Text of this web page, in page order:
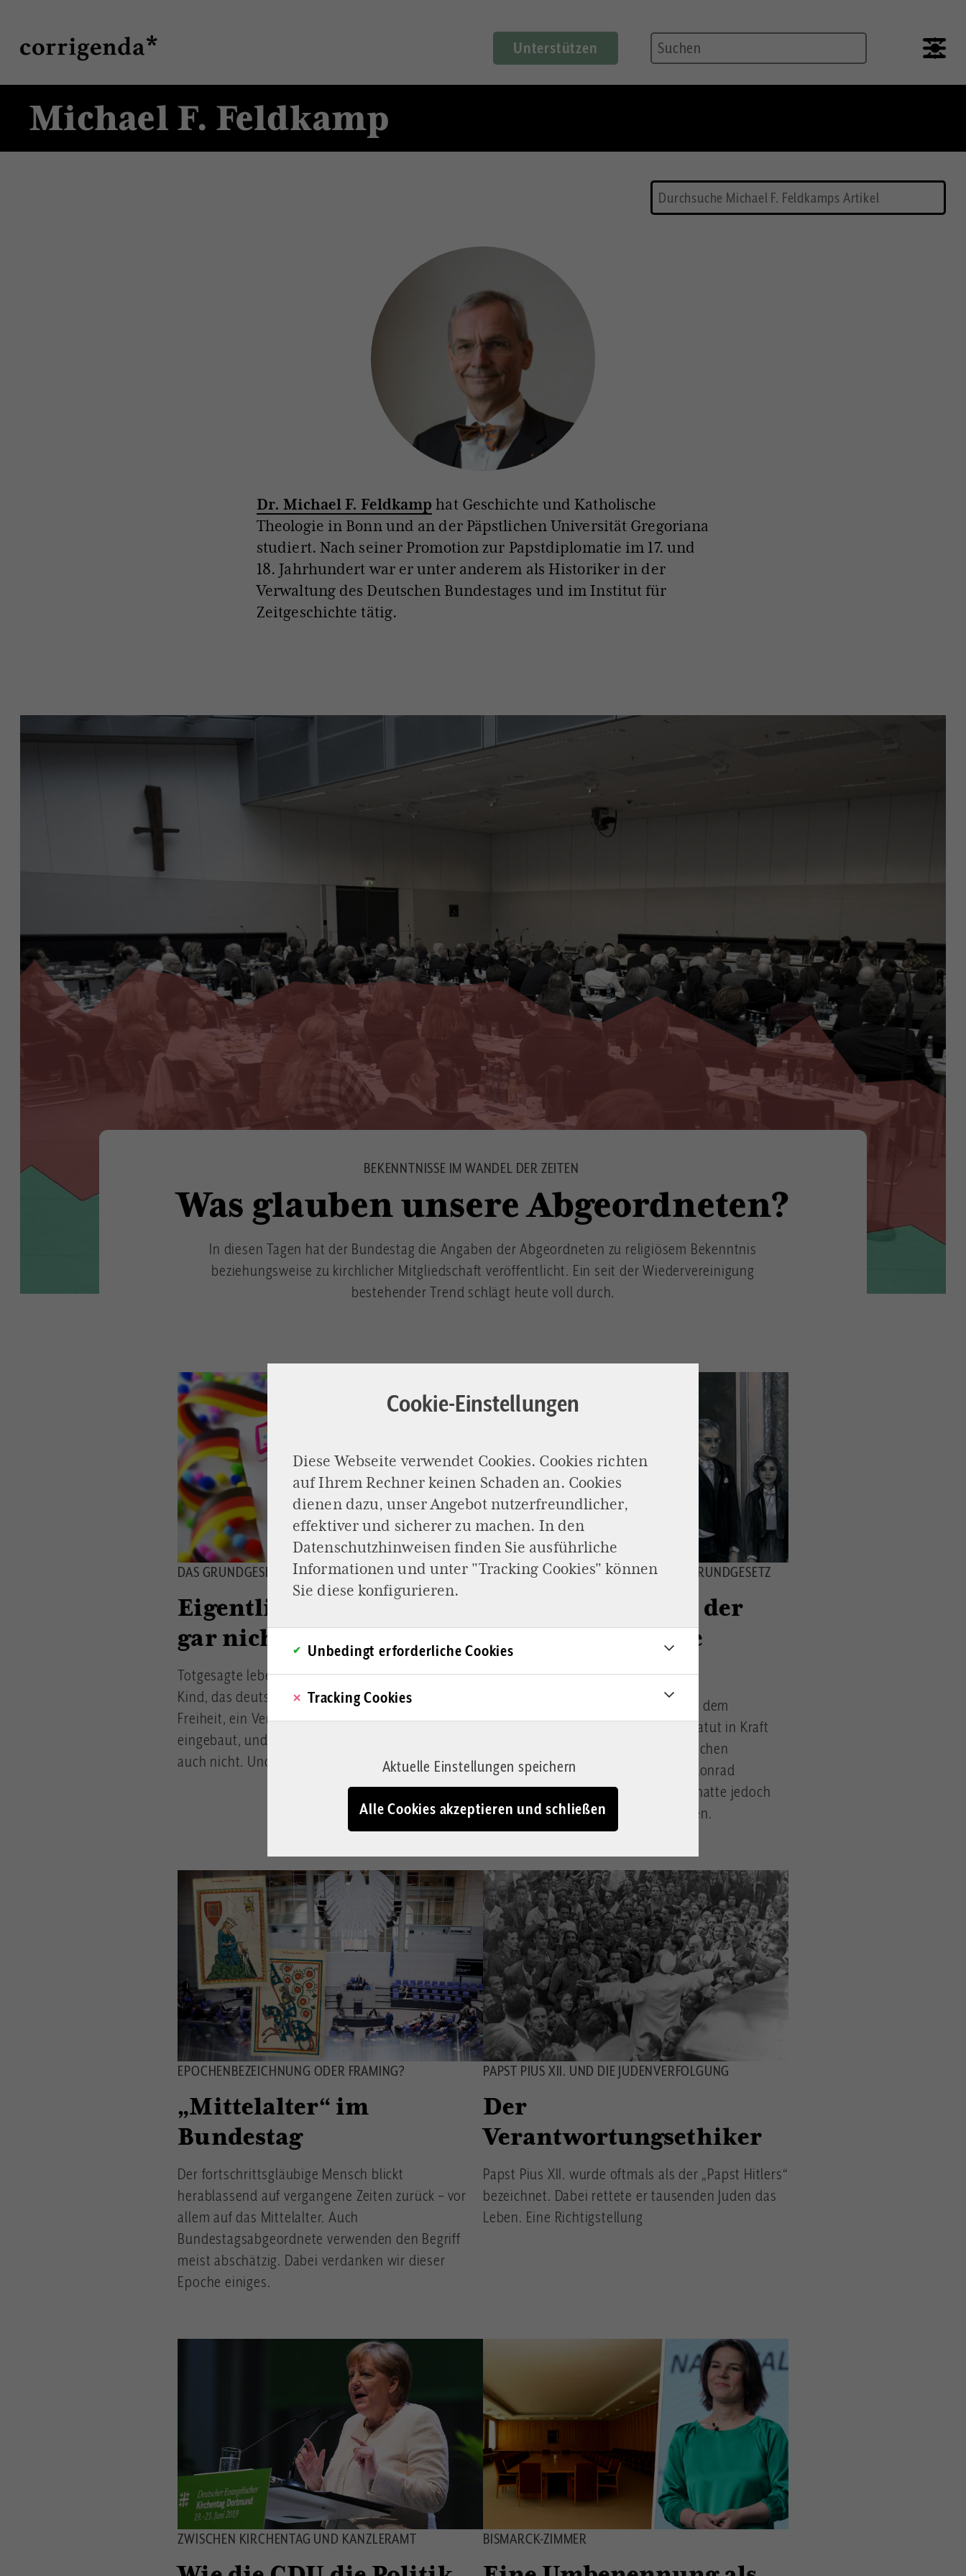
Inhalt
Suche
Unterstützen
Michael F. Feldkamp
Dr. Michael F. Feldkamp hat Geschichte und Katholische
Theologie in Bonn und an der Päpstlichen Universität Gregoriana
studiert. Nach seiner Promotion zur Papstdiplomatie im 17. und
18. Jahrhundert war er unter anderem als Historiker in der
Verwaltung des Deutschen Bundestages und im Institut für
Zeitgeschichte tätig.
BEKENNTNISSE IM WANDEL DER ZEITEN
Was glauben unsere Abgeordneten?
In diesen Tagen hat der Bundestag die Angaben der Abgeordneten zu religiösem Bekenntnis
beziehungsweise zu kirchlicher Mitgliedschaft veröffentlicht. Ein seit der Wiedervereinigung
bestehender Trend schlägt heute voll durch.
DAS GRUNDGESETZ ERZÄHLT VON SICH SELBST
Eigentlich dürfte es mich
gar nicht mehr geben
Totgesagte leben länger: Ich war ein ungeliebtes
Kind, das deutsche Volk beschloss mich nicht in
Freiheit, ein Verfallsdatum war mir schon
eingebaut, und einen neuen Staat begründete ich
auch nicht. Und doch bin ich immer noch da!
ADENAUER, DIE ALLIIERTEN UND DAS GRUNDGESETZ
„Teppichrede“: Als der
Bundeskanzler die
Chance ergriff
Als am 21. September 1949 kurz nach dem
Grundgesetz auch das Besatzungsstatut in Kraft
trat, war das für die besiegten Deutschen
unangenehm. Auch Bundeskanzler Konrad
Adenauer war nicht in Feierlaune – hatte jedoch
Schneid gegenüber den Westalliierten.
EPOCHENBEZEICHNUNG ODER FRAMING?
„Mittelalter“ im
Bundestag
Der fortschrittsgläubige Mensch blickt
herablassend auf vergangene Zeiten zurück – vor
allem auf das Mittelalter. Auch
Bundestagsabgeordnete verwenden den Begriff
meist abschätzig. Dabei verdanken wir dieser
Epoche einiges.
PAPST PIUS XII. UND DIE JUDENVERFOLGUNG
Der
Verantwortungsethiker
Papst Pius XII. wurde oftmals als der „Papst Hitlers“
bezeichnet. Dabei rettete er tausenden Juden das
Leben. Eine Richtigstellung
ZWISCHEN KIRCHENTAG UND KANZLERAMT BISMARCK-ZIMMER
Cookie-Einstellungen
Diese Webseite verwendet Cookies. Cookies richten
auf Ihrem Rechner keinen Schaden an. Cookies
dienen dazu, unser Angebot nutzerfreundlicher,
effektiver und sicherer zu machen. In den
Datenschutzhinweisen finden Sie ausführliche
Informationen und unter "Tracking Cookies" können
Sie diese konfigurieren.
Unbedingt erforderliche Cookies
Tracking Cookies
Aktuelle Einstellungen speichern
Alle Cookies akzeptieren und schließen